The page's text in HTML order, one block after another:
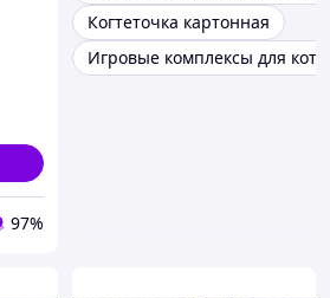
97%
Когтеточка картонная
Игровые комплексы для